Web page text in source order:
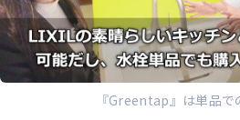
『Greentap』は単品で